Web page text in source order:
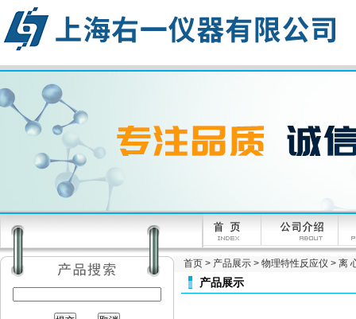
首页 > 产品展示 > 物理特性反应仪 > 离
产品展示